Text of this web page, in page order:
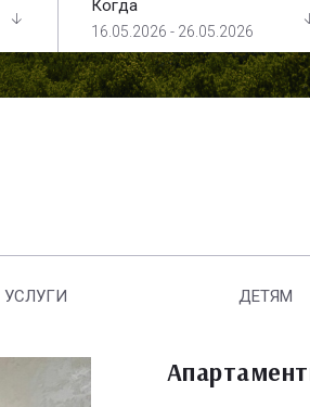
Когда
16.05.2026 - 26.05.2026
УСЛУГИ ДЕТЯМ